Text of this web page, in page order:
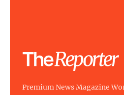
Premium News Magazine